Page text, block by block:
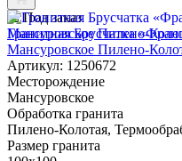
Под заказ
Гранитная Брусчатка
Мансуровское Пилено-
Артикул: 1250672
Месторождение
Мансуровское
Обработка гранита
Пилено-Колотая,
Размер гранита